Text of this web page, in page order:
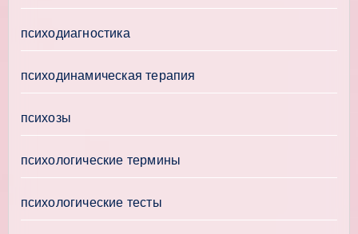
психодиагностика
психодинамическая терапия
психозы
психологические термины
психологические тесты